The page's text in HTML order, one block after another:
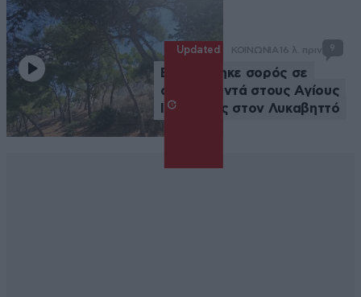
Updated ΚΟΙΝΩΝΙΑ 16 λ. πριν 9
Εντοπίστηκε σορός σε
σπηλιά κοντά στους Αγίους
Ισιδώρους στον Λυκαβηττό